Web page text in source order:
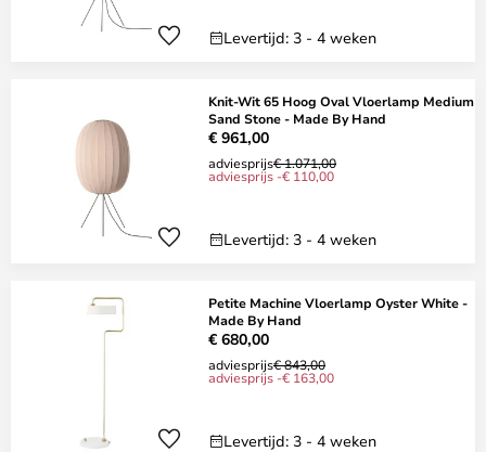
Levertijd: 3 - 4 weken
Knit-Wit 65 Hoog Oval Vloerlamp Medium
Sand Stone - Made By Hand
€ 961,00
adviesprijs€ 1.071,00
adviesprijs -€ 110,00
Levertijd: 3 - 4 weken
Petite Machine Vloerlamp Oyster White -
Made By Hand
€ 680,00
adviesprijs€ 843,00
adviesprijs -€ 163,00
Levertijd: 3 - 4 weken